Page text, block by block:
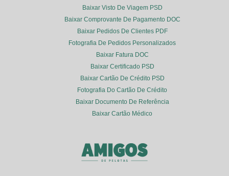
Baixar Visto De Viagem PSD
Baixar Comprovante De Pagamento DOC
Baixar Pedidos De Clientes PDF
Fotografia De Pedidos Personalizados
Baixar Fatura DOC
Baixar Certificado PSD
Baixar Cartão De Crédito PSD
Fotografia Do Cartão De Crédito
Baixar Documento De Referência
Baixar Cartão Médico